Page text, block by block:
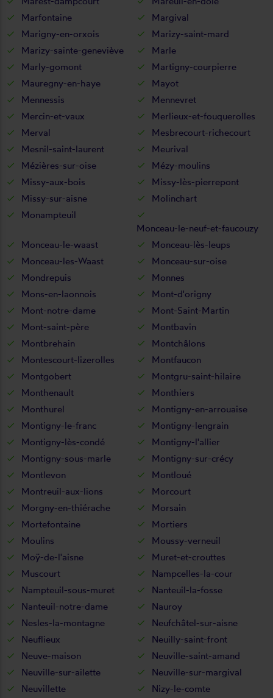
Marfontaine
Margival
Marigny-en-orxois
Marizy-saint-mard
Marizy-sainte-geneviève
Marle
Marly-gomont
Martigny-courpierre
Mauregny-en-haye
Mayot
Mennessis
Mennevret
Mercin-et-vaux
Merlieux-et-fouquerolles
Merval
Mesbrecourt-richecourt
Mesnil-saint-laurent
Meurival
Mézières-sur-oise
Mézy-moulins
Missy-aux-bois
Missy-lès-pierrepont
Missy-sur-aisne
Molinchart
Monampteuil
Monceau-le-neuf-et-faucouzy
Monceau-le-waast
Monceau-lès-leups
Monceau-les-Waast
Monceau-sur-oise
Mondrepuis
Monnes
Mons-en-laonnois
Mont-d'origny
Mont-notre-dame
Mont-Saint-Martin
Mont-saint-père
Montbavin
Montbrehain
Montchâlons
Montescourt-lizerolles
Montfaucon
Montgobert
Montgru-saint-hilaire
Monthenault
Monthiers
Monthurel
Montigny-en-arrouaise
Montigny-le-franc
Montigny-lengrain
Montigny-lès-condé
Montigny-l'allier
Montigny-sous-marle
Montigny-sur-crécy
Montlevon
Montloué
Montreuil-aux-lions
Morcourt
Morgny-en-thiérache
Morsain
Mortefontaine
Mortiers
Moulins
Moussy-verneuil
Moÿ-de-l'aisne
Muret-et-crouttes
Muscourt
Nampcelles-la-cour
Nampteuil-sous-muret
Nanteuil-la-fosse
Nanteuil-notre-dame
Nauroy
Nesles-la-montagne
Neufchâtel-sur-aisne
Neuflieux
Neuilly-saint-front
Neuve-maison
Neuville-saint-amand
Neuville-sur-ailette
Neuville-sur-margival
Neuvillette
Nizy-le-comte